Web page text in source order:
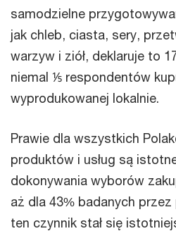
samodzielne
jak chleb, ciasta, sery,
warzyw i ziół, deklaruje to
niemal ⅕ respondentów
wyprodukowanej lokalnie.
Prawie dla wszystkich
produktów i usług są
dokonywania wyborów
aż dla 43% badanych przez
ten czynnik stał się